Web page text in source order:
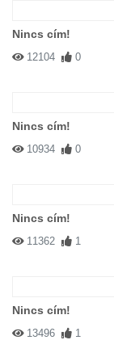
Nincs cím!
12104 0
Nincs cím!
10934 0
Nincs cím!
11362 1
Nincs cím!
13496 1